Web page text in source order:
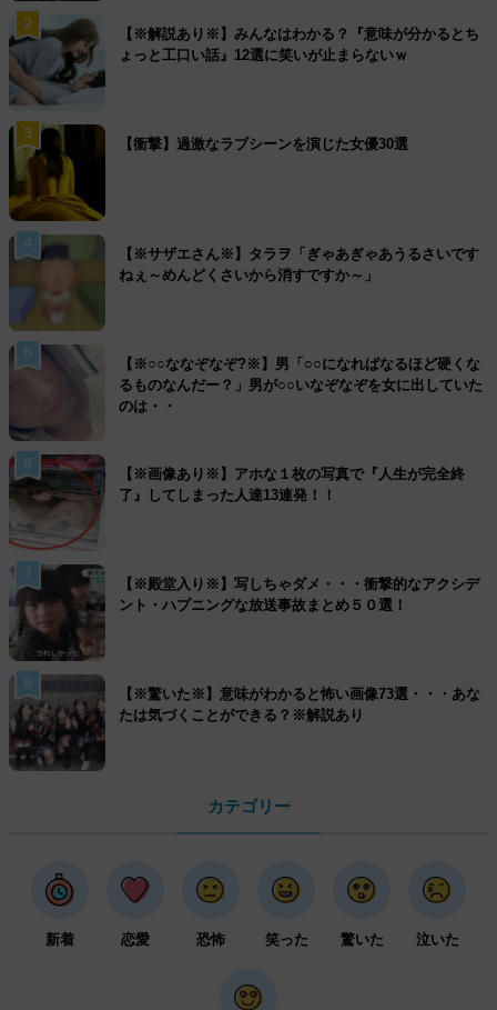
2
【※解説あり※】みんなはわかる？『意味が分かるとち
ょっと工口い話』12選に笑いが止まらないｗ
3
【衝撃】過激なラブシーンを演じた女優30選
4
【※サザエさん※】タラヲ「ぎゃあぎゃあうるさいです
ねぇ～めんどくさいから消すですか～」
5
【※○○ななぞなぞ?※】男「○○になればなるほど硬くな
るものなんだー？」男が○○いなぞなぞを女に出していた
のは・・
6
【※画像あり※】アホな１枚の写真で『人生が完全終
了』してしまった人達13連発！！
7
【※殿堂入り※】写しちゃダメ・・・衝撃的なアクシデ
ント・ハプニングな放送事故まとめ５０選！
8
【※驚いた※】意味がわかると怖い画像73選・・・あな
たは気づくことができる？※解説あり
カテゴリー
新着 恋愛 恐怖 笑った 驚いた 泣いた